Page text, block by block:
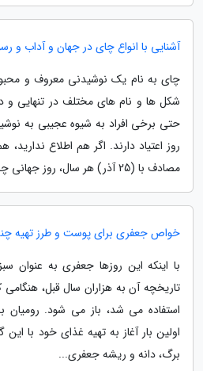
آشنایی با انواع چای در جهان و آداب و
چای به نام یک نوشیدنی معروف و
شکل ها و نام های مختلف در تنهایی و
حتی برخی افراد به شیوه عجیبی به
مصادف با (25 آذر) هر سال، روز جهانی چای...
خواص جعفری برای پوست و طرز تهیه
با اینکه این روزها جعفری به عنوان
تاریخچه آن به هزاران سال قبل، هنگامی
استفاده می شد، باز می شود. رومیان
اولین بار آغاز به تهیه غذای خود با
برگ، دانه و ریشه جعفری...